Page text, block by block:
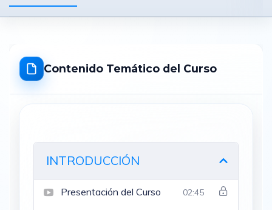
Contenido Temático del Curso
INTRODUCCIÓN
Presentación del Curso 02:45